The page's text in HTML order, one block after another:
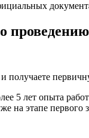
и получаете
5 лет опыта
на этапе первого